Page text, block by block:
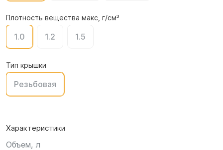
Плотность вещества макс, г/см³
1.0 1.2 1.5
Тип крышки
Резьбовая
Характеристики
Объем, л